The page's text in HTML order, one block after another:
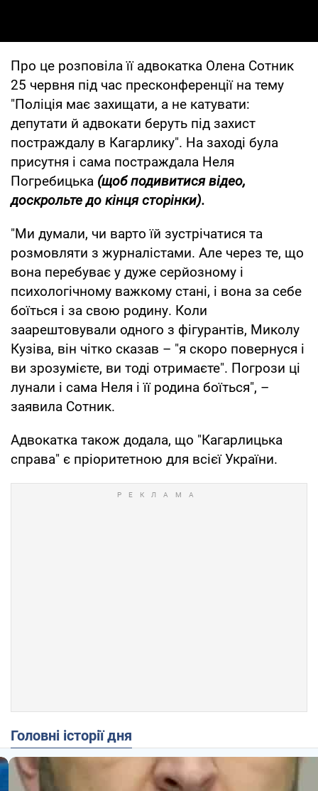
Про це розповіла її адвокатка Олена Сотник
25 червня під час пресконференції на тему
"Поліція має захищати, а не катувати:
депутати й адвокати беруть під захист
постраждалу в Кагарлику". На заході була
присутня і сама постраждала Неля
Погребицька (щоб подивитися відео,
доскрольте до кінця сторінки).
"Ми думали, чи варто їй зустрічатися та
розмовляти з журналістами. Але через те, що
вона перебуває у дуже серйозному і
психологічному важкому стані, і вона за себе
боїться і за свою родину. Коли
заарештовували одного з фігурантів, Миколу
Кузіва, він чітко сказав – "я скоро повернуся і
ви зрозумієте, ви тоді отримаєте". Погрози ці
лунали і сама Неля і її родина боїться", –
заявила Сотник.
Адвокатка також додала, що "Кагарлицька
справа" є пріоритетною для всієї України.
Головні історії дня